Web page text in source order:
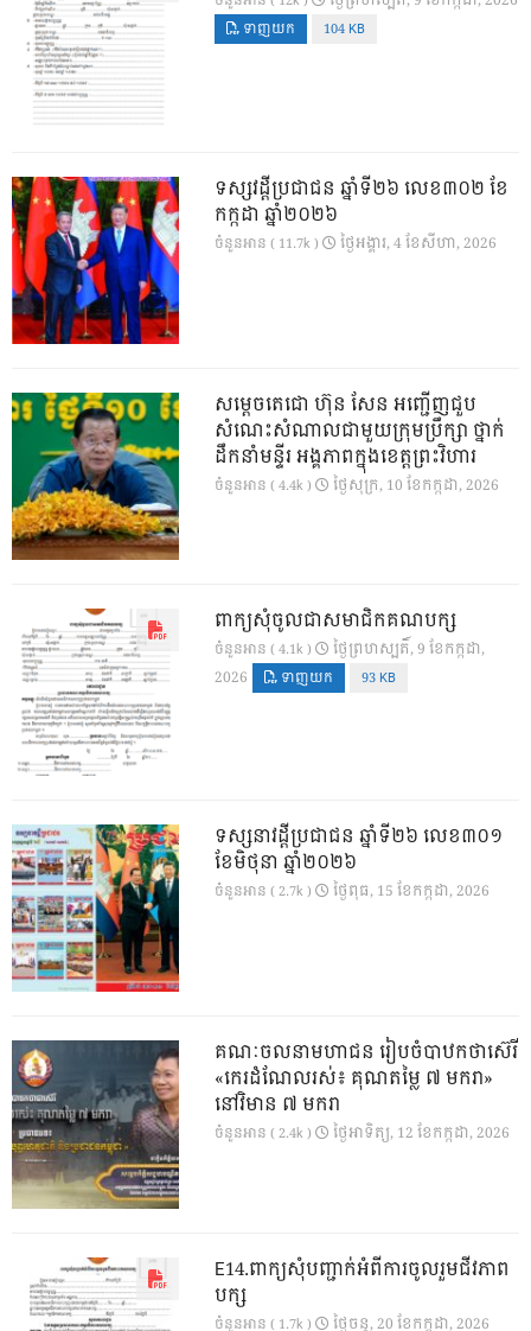
ទាញយក 104 KB
ទស្សវដ្តីប្រជាជន ឆ្នាំទី២៦ លេខ៣០២ ខែ
កក្កដា ឆ្នាំ២០២៦
ចំនួនអាន ( 11.7k ) ថ្ងៃ​អង្គារ, 4 ខែ​សីហា, 2026
សម្តេចតេជោ ហ៊ុន សែន អញ្ជើញជួប
សំណេះសំណាលជាមួយក្រុមប្រឹក្សា ថ្នាក់
ដឹកនាំមន្ទីរ អង្គភាពក្នុងខេត្តព្រះវិហារ
ចំនួនអាន ( 4.4k ) ថ្ងៃ​សុក្រ, 10 ខែ​កក្កដា, 2026
ពាក្យសុំចូលជាសមាជិកគណបក្ស
ចំនួនអាន ( 4.1k )
ថ្ងៃ​ព្រហស្បតិ៍, 9 ខែ​កក្កដា,
2026
ទាញយក 93 KB
ទស្សនាវដ្ដីប្រជាជន ឆ្នាំទី២៦ លេខ៣០១
ខែមិថុនា ឆ្នាំ២០២៦
ចំនួនអាន ( 2.7k ) ថ្ងៃ​ពុធ, 15 ខែ​កក្កដា, 2026
គណៈចលនាមហាជន រៀបចំបាឋកថាស៊េរី
«កេរដំណែលរស់៖ គុណតម្លៃ ៧ មករា»
នៅវិមាន ៧ មករា
ចំនួនអាន ( 2.4k ) ថ្ងៃ​អាទិត្យ, 12 ខែ​កក្កដា, 2026
E14.ពាក្យសុំបញ្ជាក់អំពីការចូលរួមជីវភាព
បក្ស
ចំនួនអាន ( 1.7k ) ថ្ងៃ​ចន្ទ, 20 ខែ​កក្កដា, 2026